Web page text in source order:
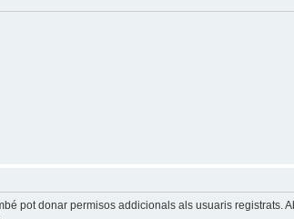
pot donar permisos addicionals als usuaris registrats.